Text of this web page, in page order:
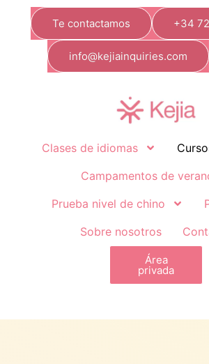
Te contactamos +34
info@kejiainquiries.com
Clases de idiomas
Campamentos de
Prueba nivel de chino
Sobre nosotros
Área
privada